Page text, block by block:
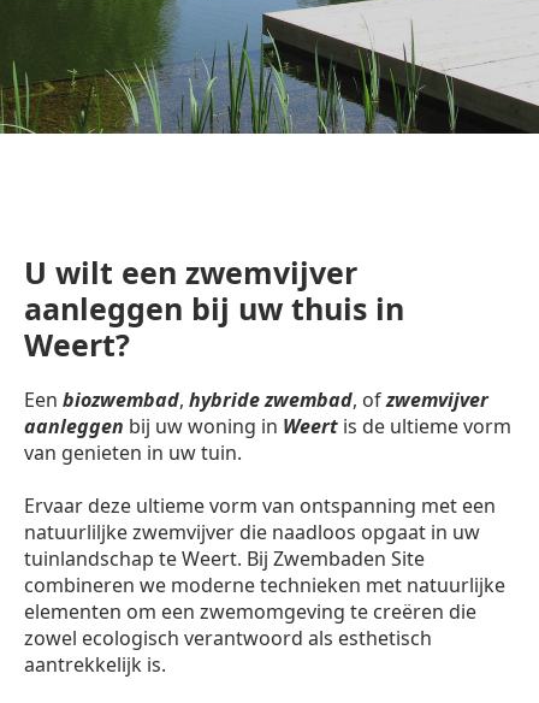
U wilt een zwemvijver
aanleggen bij uw thuis in
Weert?
Een biozwembad, hybride zwembad, ofzwemvijver
aanleggen bij uw woning in Weert is de ultieme vorm
van genieten in uw tuin.
Ervaar deze ultieme vorm van ontspanning met een
natuurliljke zwemvijver die naadloos opgaat in uw
tuinlandschap te Weert. Bij Zwembaden Site
combineren we moderne technieken met natuurlijke
elementen om een zwemomgeving te creëren die
zowel ecologisch verantwoord als esthetisch
aantrekkelijk is.